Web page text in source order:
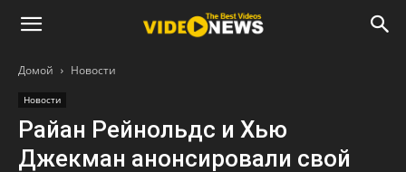
Домой Новости
Новости
Райан Рейнольдс и Хью
Джекман анонсировали свой